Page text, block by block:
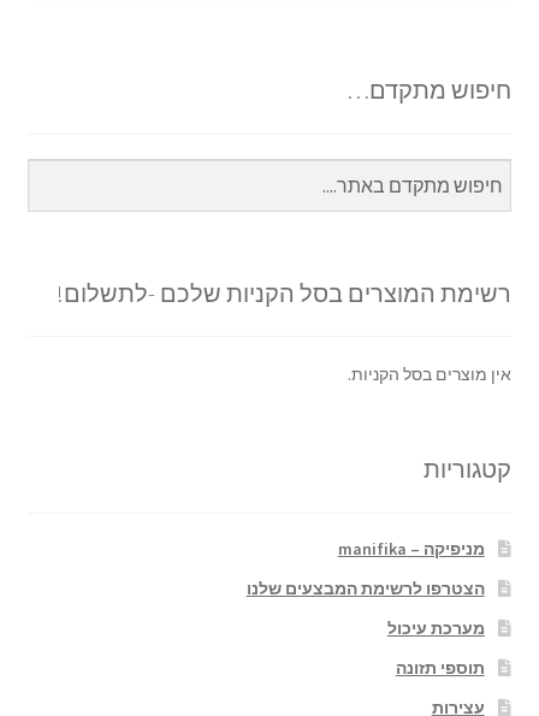
חיפוש מתקדם…
רשימת המוצרים בסל הקניות שלכם -לתשלום!
אין מוצרים בסל הקניות.
קטגוריות
מניפיקה – manifika
הצטרפו לרשימת המבצעים שלנו
מערכת עיכול
תוספי תזונה
עצירות